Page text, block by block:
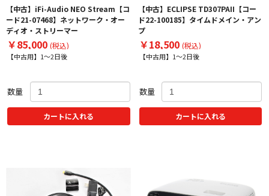
【中古】iFi-Audio NEO Stream【コ
ード21-07468】ネットワーク・オー
ディオ・ストリーマー
￥85,000 (税込)
【中古用】1～2日後
数量
カートに入れる
【中古】ECLIPSE TD307PAII【コー
ド22-100185】タイムドメイン・アン
プ
￥18,500 (税込)
【中古用】1～2日後
数量
カートに入れる